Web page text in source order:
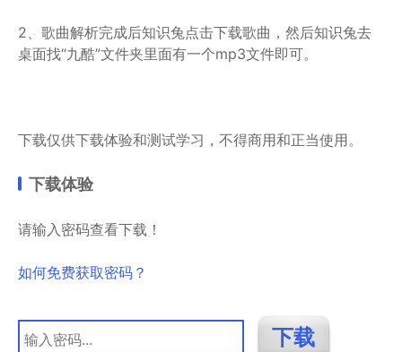
2、歌曲解析完成后知识兔点击下载歌曲，然后知识兔去
桌面找“九酷”文件夹里面有一个mp3文件即可。
下载仅供下载体验和测试学习，不得商用和正当使用。
下载体验
请输入密码查看下载！
如何免费获取密码？